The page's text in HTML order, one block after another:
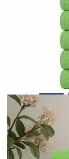
Кърпи
ябълково